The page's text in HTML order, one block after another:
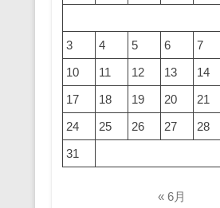
3
4 5 6 7
10
11 12 13 14
17
18 19 20 21
24
25 26 27 28
31
« 6月